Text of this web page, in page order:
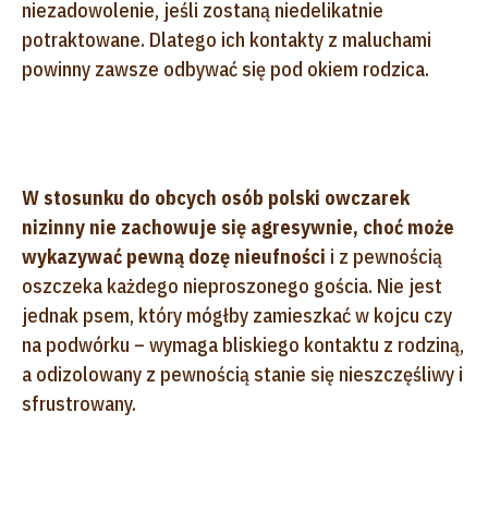
niezadowolenie, jeśli zostaną niedelikatnie
potraktowane. Dlatego ich kontakty z maluchami
powinny zawsze odbywać się pod okiem rodzica.
W stosunku do obcych osób polski owczarek
nizinny nie zachowuje się agresywnie, choć może
wykazywać pewną dozę nieufności i z pewnością
oszczeka każdego nieproszonego gościa. Nie jest
jednak psem, który mógłby zamieszkać w kojcu czy
na podwórku – wymaga bliskiego kontaktu z rodziną,
a odizolowany z pewnością stanie się nieszczęśliwy i
sfrustrowany.